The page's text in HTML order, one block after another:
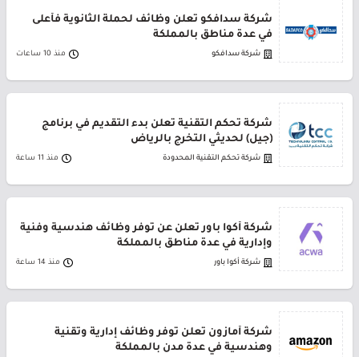
شركة سدافكو تعلن وظائف لحملة الثانوية فأعلى
في عدة مناطق بالمملكة
شركة سدافكو منذ 10 ساعات
شركة تحكم التقنية تعلن بدء التقديم في برنامج
(جيل) لحديثي التخرج بالرياض
شركة تحكم التقنية المحدودة منذ 11 ساعة
شركة أكوا باور تعلن عن توفر وظائف هندسية وفنية
وإدارية في عدة مناطق بالمملكة
شركة أكوا باور منذ 14 ساعة
شركة أمازون تعلن توفر وظائف إدارية وتقنية
وهندسية في عدة مدن بالمملكة